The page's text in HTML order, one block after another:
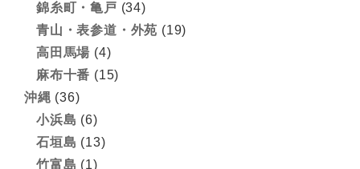
錦糸町・亀戸 (34)
青山・表参道・外苑 (19)
高田馬場 (4)
麻布十番 (15)
沖縄 (36)
小浜島 (6)
石垣島 (13)
竹富島 (1)